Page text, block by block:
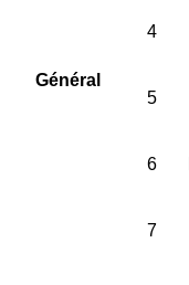
Général
4
5
6
7